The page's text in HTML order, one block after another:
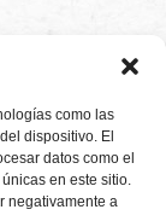
como las
dispositivo. El
datos como el
en este sitio.
negativamente a
legal
Política de
privacidad
Canal de denuncias